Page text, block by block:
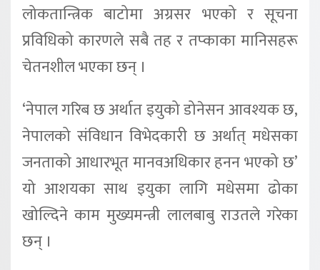
लोकतान्त्रिक बाटोमा अग्रसर भएको र सूचना
प्रविधिको कारणले सबै तह र तप्काका मानिसहरू
चेतनशील भएका छन् ।
‘नेपाल गरिब छ अर्थात इयुको डोनेसन आवश्यक छ,
नेपालको संविधान विभेदकारी छ अर्थात् मधेसका
जनताको आधारभूत मानवअधिकार हनन भएको छ’
यो आशयका साथ इयुका लागि मधेसमा ढोका
खोल्दिने काम मुख्यमन्त्री लालबाबु राउतले गरेका
छन् ।